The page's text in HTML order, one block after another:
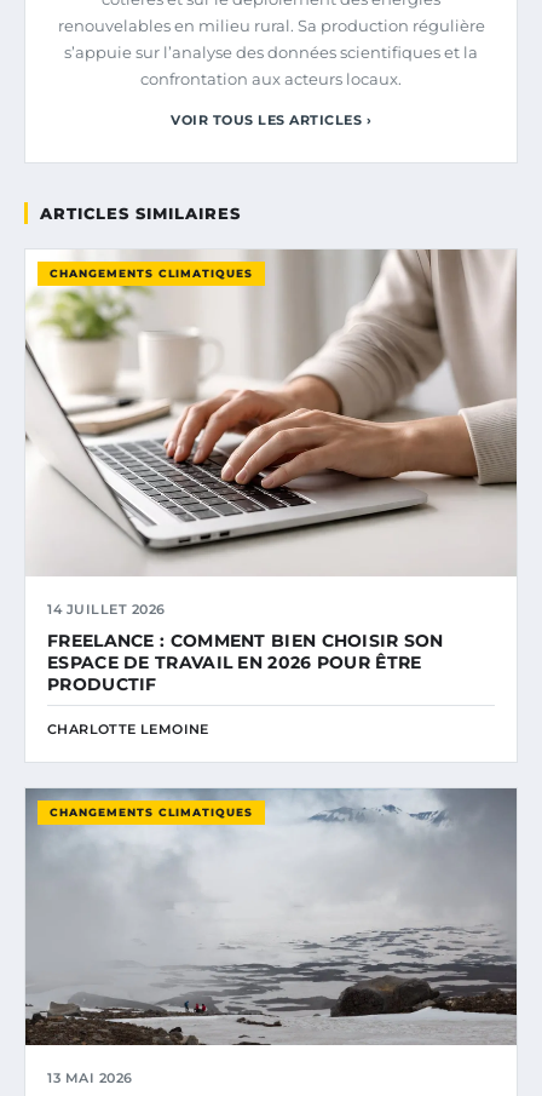
renouvelables en milieu rural. Sa production régulière
s’appuie sur l’analyse des données scientifiques et la
confrontation aux acteurs locaux.
VOIR TOUS LES ARTICLES ›
ARTICLES SIMILAIRES
CHANGEMENTS CLIMATIQUES
14 JUILLET 2026
FREELANCE : COMMENT BIEN CHOISIR SON
ESPACE DE TRAVAIL EN 2026 POUR ÊTRE
PRODUCTIF
CHARLOTTE LEMOINE
CHANGEMENTS CLIMATIQUES
13 MAI 2026